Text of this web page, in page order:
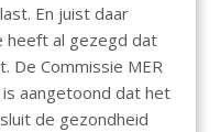
En juist daar
heeft al gezegd dat
De Commissie MER
aangetoond dat het
de gezondheid